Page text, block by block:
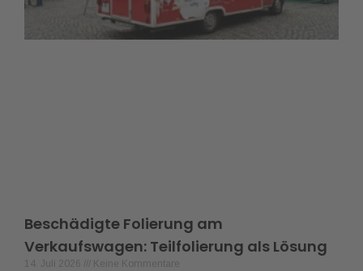
Beschädigte Folierung am
Verkaufswagen: Teilfolierung als Lösung
14. Juli 2026 Keine Kommentare